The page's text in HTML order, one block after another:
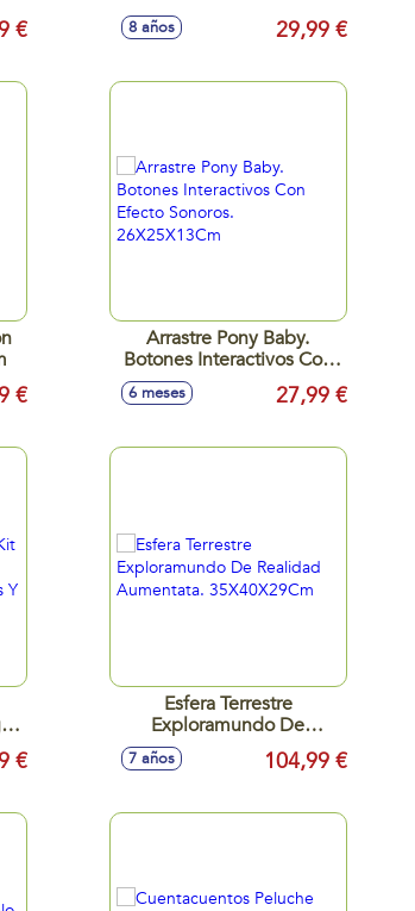
€
Portacoches. 39,6x27,8x6
8 años 29,99 €
€
Arrastre Pony Baby.
Botones Interactivos Con
Efecto Sonoros.
26X25X13Cm
6 meses 27,99 €
€
Esfera Terrestre
Exploramundo De
Realidad Aumentata.
35X40X29Cm
7 años 104,99 €